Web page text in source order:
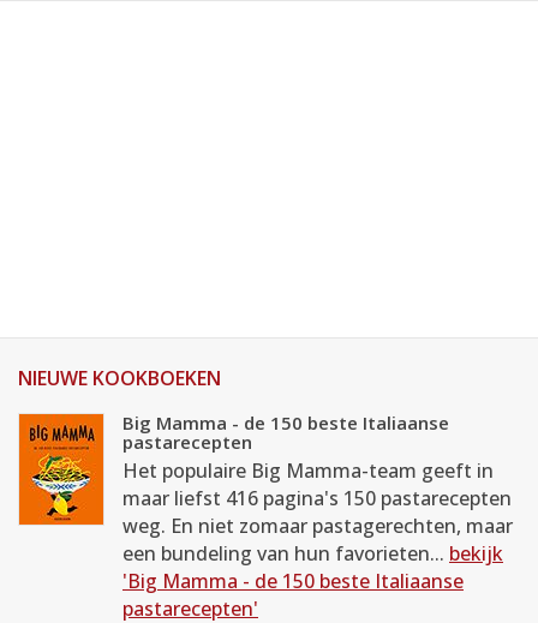
NIEUWE KOOKBOEKEN
Big Mamma - de 150 beste Italiaanse
pastarecepten
Het populaire Big Mamma-team geeft in
maar liefst 416 pagina's 150 pastarecepten
weg. En niet zomaar pastagerechten, maar
een bundeling van hun favorieten... bekijk
'Big Mamma - de 150 beste Italiaanse
pastarecepten'